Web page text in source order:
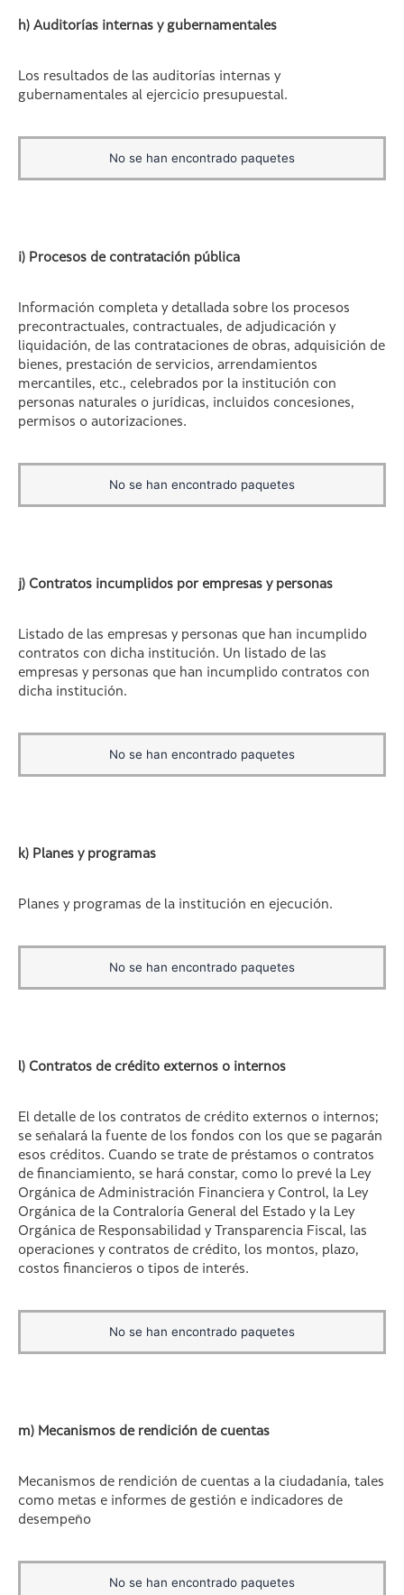
h) Auditorías internas y gubernamentales
Los resultados de las auditorías internas y
gubernamentales al ejercicio presupuestal.
No se han encontrado paquetes
i) Procesos de contratación pública
Información completa y detallada sobre los procesos
precontractuales, contractuales, de adjudicación y
liquidación, de las contrataciones de obras, adquisición de
bienes, prestación de servicios, arrendamientos
mercantiles, etc., celebrados por la institución con
personas naturales o jurídicas, incluidos concesiones,
permisos o autorizaciones.
No se han encontrado paquetes
j) Contratos incumplidos por empresas y personas
Listado de las empresas y personas que han incumplido
contratos con dicha institución. Un listado de las
empresas y personas que han incumplido contratos con
dicha institución.
No se han encontrado paquetes
k) Planes y programas
Planes y programas de la institución en ejecución.
No se han encontrado paquetes
l) Contratos de crédito externos o internos
El detalle de los contratos de crédito externos o internos;
se señalará la fuente de los fondos con los que se pagarán
esos créditos. Cuando se trate de préstamos o contratos
de financiamiento, se hará constar, como lo prevé la Ley
Orgánica de Administración Financiera y Control, la Ley
Orgánica de la Contraloría General del Estado y la Ley
Orgánica de Responsabilidad y Transparencia Fiscal, las
operaciones y contratos de crédito, los montos, plazo,
costos financieros o tipos de interés.
No se han encontrado paquetes
m) Mecanismos de rendición de cuentas
Mecanismos de rendición de cuentas a la ciudadanía, tales
como metas e informes de gestión e indicadores de
desempeño
No se han encontrado paquetes